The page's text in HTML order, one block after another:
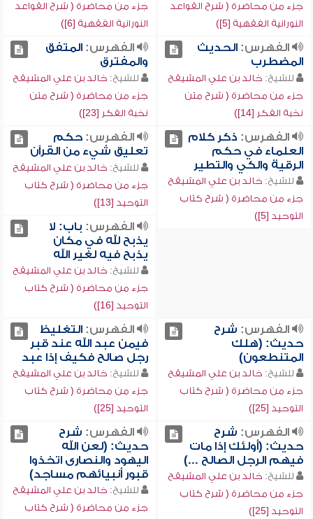
جزء من محاضرة ( شرح القواعد
النورانية الفقهية [5])
جزء من محاضرة ( شرح القواعد
النورانية الفقهية [6])
الفهرس:الحديث
المضطرب
للشيخ: خالد بن علي المشيقح
جزء من محاضرة ( شرح متن
نخبة الفكر [14])
الفهرس:المتفق
والمفترق
للشيخ: خالد بن علي المشيقح
جزء من محاضرة ( شرح متن
نخبة الفكر [23])
الفهرس: ذكر كلام
العلماء في حكم
الرقية والكي والتطير
للشيخ: خالد بن علي المشيقح
جزء من محاضرة ( شرح كتاب
التوحيد [5])
الفهرس:حكم
تعليق شيء من القرآن
للشيخ: خالد بن علي المشيقح
جزء من محاضرة ( شرح كتاب
التوحيد [13])
الفهرس: باب: لا
يذبح لله في مكان
يذبح فيه لغير الله
للشيخ: خالد بن علي المشيقح
جزء من محاضرة ( شرح كتاب
التوحيد [16])
الفهرس: شرح
حديث: (هلك
المتنطعون)
للشيخ: خالد بن علي المشيقح
جزء من محاضرة ( شرح كتاب
التوحيد [25])
الفهرس:التغليظ
فيمن عبد الله عند قبر
رجل صالح فكيف إذا عبد
للشيخ: خالد بن علي المشيقح
جزء من محاضرة ( شرح كتاب
التوحيد [25])
الفهرس: شرح
حديث: (أولئك إذا مات
فيهم الرجل الصالح ...)
للشيخ: خالد بن علي المشيقح
جزء من محاضرة ( شرح كتاب
التوحيد [25])
الفهرس: شرح
حديث: (لعن الله
اليهود والنصارى اتخذوا
قبور أنبيائهم مساجد)
للشيخ: خالد بن علي المشيقح
جزء من محاضرة ( شرح كتاب